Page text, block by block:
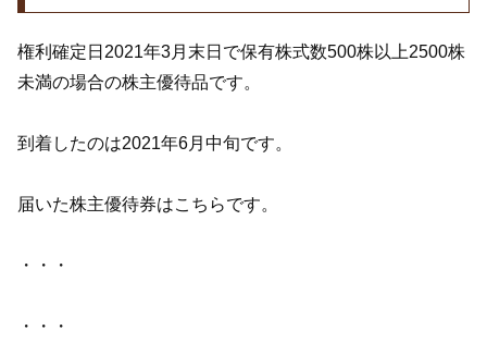
権利確定日2021年3月末日で保有株式数500株以上2500株
未満の場合の株主優待品です。
到着したのは2021年6月中旬です。
届いた株主優待券はこちらです。
・・・
・・・